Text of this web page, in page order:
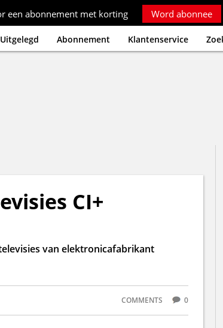
een abonnement met korting Word abonnee
Uitgelegd Abonnement Klantenservice
CI+
van elektronicafabrikant
COMMENTS 0